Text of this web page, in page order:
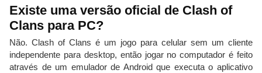
Existe uma versão oficial de Clash of
Clans para PC?
Não. Clash of Clans é um jogo para celular sem um cliente
independente para desktop, então jogar no computador é feito
através de um emulador de Android que executa o aplicativo